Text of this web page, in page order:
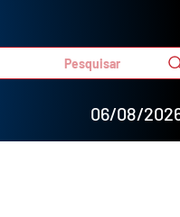
Pesquisar
06/08/